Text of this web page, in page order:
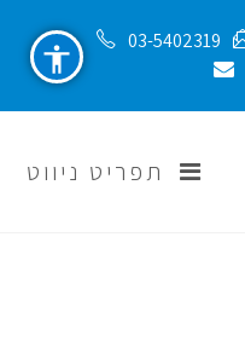
03-5402319
תפריט ניווט